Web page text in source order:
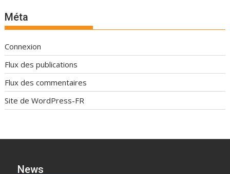
Méta
Connexion
Flux des publications
Flux des commentaires
Site de WordPress-FR
News